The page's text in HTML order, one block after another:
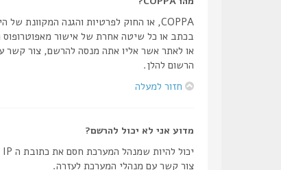
הרשום להלן.
חזור למעלה
מדוע אני לא יכול להרשם?
צור קשר עם מנהלי המערכת לעזרה.